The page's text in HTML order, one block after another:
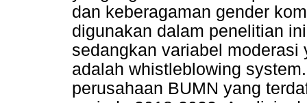
dan keberagaman gender
digunakan dalam penelitian
sedangkan variabel
adalah whistleblowing
perusahaan BUMN yang